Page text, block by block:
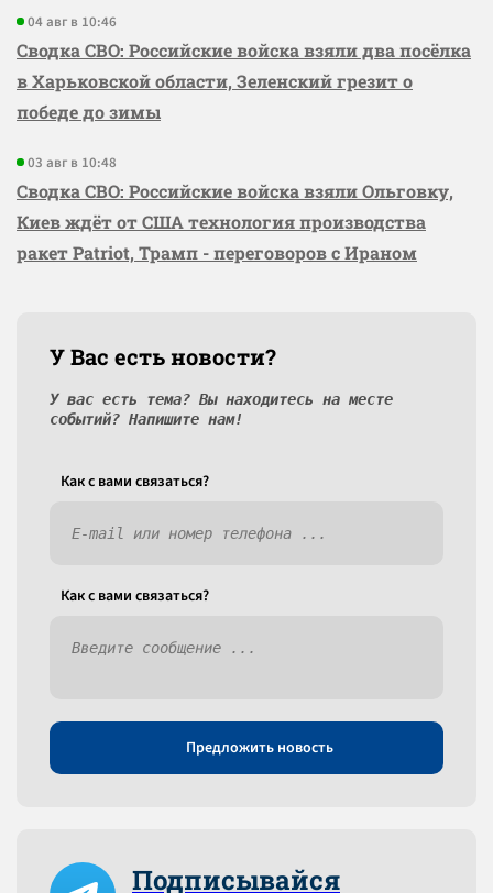
04 авг в 10:46
Сводка СВО: Российские войска взяли два посёлка
в Харьковской области, Зеленский грезит о
победе до зимы
03 авг в 10:48
Сводка СВО: Российские войска взяли Ольговку,
Киев ждёт от США технология производства
ракет Patriot, Трамп - переговоров с Ираном
У Вас есть новости?
У вас есть тема? Вы находитесь на месте
событий? Напишите нам!
Как c вами связаться?
Как c вами связаться?
Предложить новость
Подписывайся